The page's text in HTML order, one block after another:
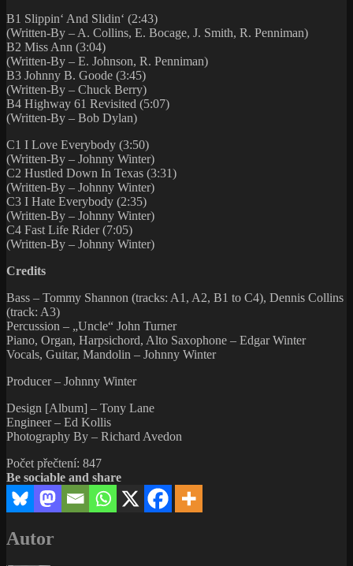
B1 Slippin‘ And Slidin‘ (2:43)
(Written-By – A. Collins, E. Bocage, J. Smith, R. Penniman)
B2 Miss Ann (3:04)
(Written-By – E. Johnson, R. Penniman)
B3 Johnny B. Goode (3:45)
(Written-By – Chuck Berry)
B4 Highway 61 Revisited (5:07)
(Written-By – Bob Dylan)
C1 I Love Everybody (3:50)
(Written-By – Johnny Winter)
C2 Hustled Down In Texas (3:31)
(Written-By – Johnny Winter)
C3 I Hate Everybody (2:35)
(Written-By – Johnny Winter)
C4 Fast Life Rider (7:05)
(Written-By – Johnny Winter)
Credits
Bass – Tommy Shannon (tracks: A1, A2, B1 to C4), Dennis Collins
(track: A3)
Percussion – „Uncle“ John Turner
Piano, Organ, Harpsichord, Alto Saxophone – Edgar Winter
Vocals, Guitar, Mandolin – Johnny Winter
Producer – Johnny Winter
Design [Album] – Tony Lane
Engineer – Ed Kollis
Photography By – Richard Avedon
Počet přečtení: 847
Be sociable and share
Autor